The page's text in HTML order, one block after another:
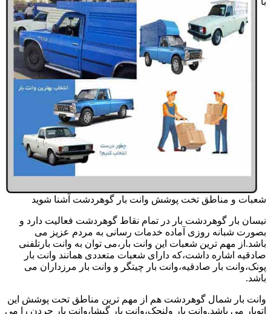
شعبات و مناطق تخت پوشش وانت بار گوهردشت آشنا شوید
نیسان بار گوهردشت بار در تمام نقاط گوهردشت فعالیت دارد و
بصورت شبانه روزی آماده خدمات رسانی به مردم عزیز می
باشد.از مهم ترین شعبات این وانت بار،می توان به وانت بارتلفنی
صادقیه اشاره داشت،که دارای شعبات متعددی همانند وانت بار
پونک،وانت بار صادقیه،وانت بار چیتگر و وانت بار مرزداران می
باشد.
وانت بار شمال گوهردشت هم از مهم ترین مناطق تحت پوشش این
اتوبار می باشد.وانت بار ولنجک،وانت بار گیشا،وانت بار جردن را می